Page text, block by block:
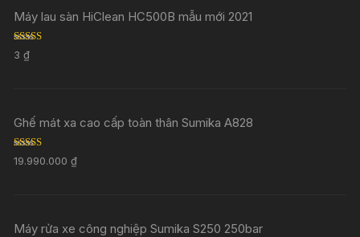
Máy lau sàn HiClean HC500B mẫu mới 2021
Rated
out of 5
3₫
Ghế mát xa cao cấp toàn thân Sumika A828
Rated5.00
out of 5
19.990.000₫
Máy rửa xe công nghiệp Sumika S250 250bar